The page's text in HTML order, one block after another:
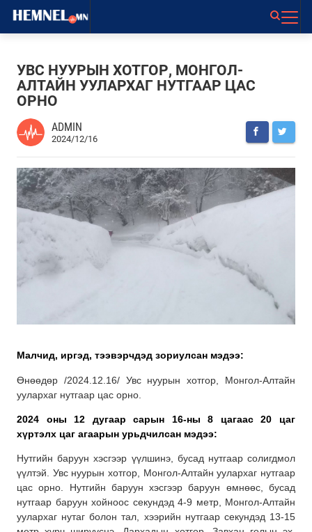
УВС НУУРЫН ХОТГОР, МОНГОЛ-
АЛТАЙН УУЛАРХАГ НУТГААР ЦАС
ОРНО
ADMIN
2024/12/16
Малчид, иргэд, тээвэрчдэд зориулсан мэдээ:
Өнөөдөр /2024.12.16/ Увс нуурын хотгор, Монгол-Алтайн
уулархаг нутгаар цас орно.
2024 оны 12 дугаар сарын 16-ны 8 цагаас 20 цаг
хүртэлх цаг агаарын урьдчилсан мэдээ:
Нутгийн баруун хэсгээр үүлшинэ, бусад нутгаар солигдмол
үүлтэй. Увс нуурын хотгор, Монгол-Алтайн уулархаг нутгаар
цас орно. Нутгийн баруун хэсгээр баруун өмнөөс, бусад
нутгаар баруун хойноос секундэд 4-9 метр, Монгол-Алтайн
уулархаг нутаг болон тал, хээрийн нутгаар секундэд 13-15